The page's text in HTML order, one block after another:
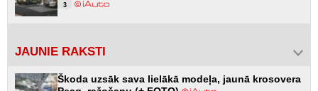
3
JAUNIE RAKSTI
Škoda uzsāk sava lielākā modeļa, jaunā krosovera